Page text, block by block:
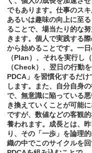
でもあります。仕事のス
あるいは趣味の向上に至
ることで、場当たり的な
きます。個人で実践する
から始めることです。一
（Plan）、それを実行し
（Check）、翌日の行動
PDCA」を習慣化するだ
します。また、自分自身
で、無意識に陥っている
き換えていくことが可能
ですが、数値などの客観
養われます。成長とは、
り、その「一歩」を論理
織の中でこのサイクルを